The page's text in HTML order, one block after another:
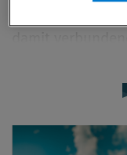
bringt dabei
ESG-Regulatorik
Taxonomie), die
praxisnahe bei